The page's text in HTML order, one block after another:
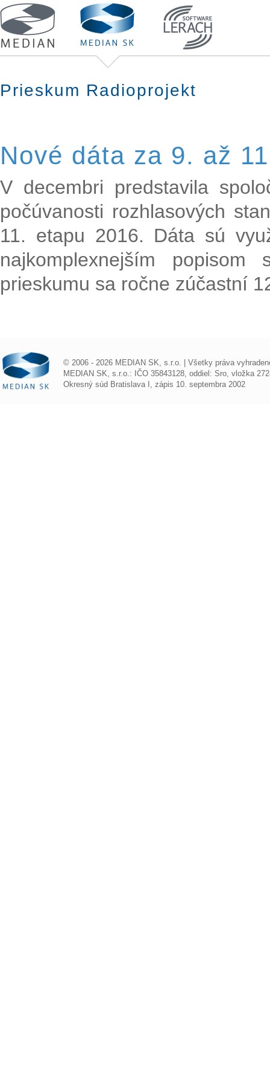
Prieskum Radioprojekt
Nové dáta za 9. až
V decembri predstavila
počúvanosti rozhlasových
11. etapu 2016. Dáta sú
najkomplexnejším popisom
prieskumu sa ročne zúčastní
© 2006 - 2026 MEDIAN SK, s.r.o. | Všetky práva
MEDIAN SK, s.r.o.: IČO 35843128, oddiel: Sro, vložka
Okresný súd Bratislava I, zápis 10. septembra 2002